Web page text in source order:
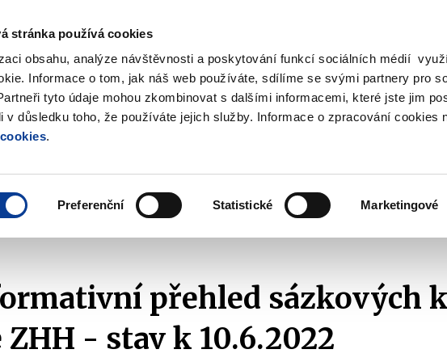
stránka používá cookies
obsahu, analýze návštěvnosti a poskytování funkcí sociálních médií
Informace o tom, jak náš web používáte, sdílíme se svými partnery pro
tyto údaje mohou zkombinovat s dalšími informacemi, které jste jim
v důsledku toho, že používáte jejich služby. Informace o zpracování cookies
.
Preferenční Statistické Marketingové
Vyhledat
submenu
politika
submenu
submenu
účetnictví
hry Přehledy a statistiky Přehledy sázkových kanceláří
přehled sázkových
ZHH - stav k 10.6.2022